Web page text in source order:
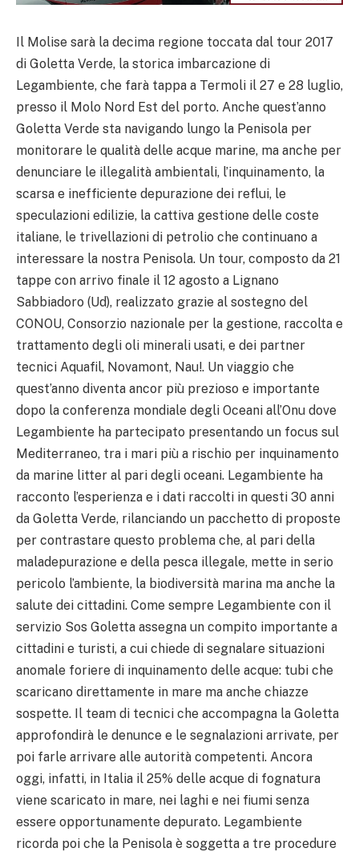
Il Molise sarà la decima regione toccata dal tour 2017
di Goletta Verde, la storica imbarcazione di
Legambiente, che farà tappa a Termoli il 27 e 28 luglio,
presso il Molo Nord Est del porto. Anche quest’anno
Goletta Verde sta navigando lungo la Penisola per
monitorare le qualità delle acque marine, ma anche per
denunciare le illegalità ambientali, l’inquinamento, la
scarsa e inefficiente depurazione dei reflui, le
speculazioni edilizie, la cattiva gestione delle coste
italiane, le trivellazioni di petrolio che continuano a
interessare la nostra Penisola. Un tour, composto da 21
tappe con arrivo finale il 12 agosto a Lignano
Sabbiadoro (Ud), realizzato grazie al sostegno del
CONOU, Consorzio nazionale per la gestione, raccolta e
trattamento degli oli minerali usati, e dei partner
tecnici Aquafil, Novamont, Nau!. Un viaggio che
quest’anno diventa ancor più prezioso e importante
dopo la conferenza mondiale degli Oceani all’Onu dove
Legambiente ha partecipato presentando un focus sul
Mediterraneo, tra i mari più a rischio per inquinamento
da marine litter al pari degli oceani. Legambiente ha
racconto l’esperienza e i dati raccolti in questi 30 anni
da Goletta Verde, rilanciando un pacchetto di proposte
per contrastare questo problema che, al pari della
maladepurazione e della pesca illegale, mette in serio
pericolo l’ambiente, la biodiversità marina ma anche la
salute dei cittadini. Come sempre Legambiente con il
servizio Sos Goletta assegna un compito importante a
cittadini e turisti, a cui chiede di segnalare situazioni
anomale foriere di inquinamento delle acque: tubi che
scaricano direttamente in mare ma anche chiazze
sospette. Il team di tecnici che accompagna la Goletta
approfondirà le denunce e le segnalazioni arrivate, per
poi farle arrivare alle autorità competenti. Ancora
oggi, infatti, in Italia il 25% delle acque di fognatura
viene scaricato in mare, nei laghi e nei fiumi senza
essere opportunamente depurato. Legambiente
ricorda poi che la Penisola è soggetta a tre procedure